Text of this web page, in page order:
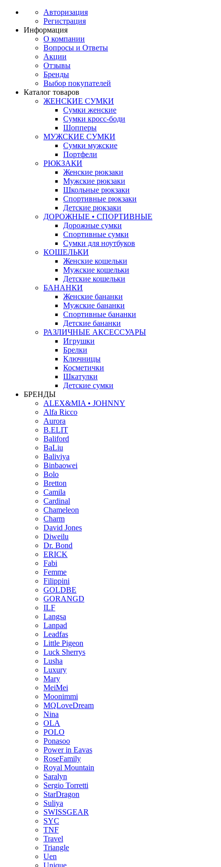
Авторизация
Регистрация
Информация
О компании
Вопросы и Ответы
Акции
Отзывы
Бренды
Выбор покупателей
Каталог товаров
ЖЕНСКИЕ СУМКИ
Сумки женские
Сумки кросс-боди
Шопперы
МУЖСКИЕ СУМКИ
Сумки мужские
Портфели
РЮКЗАКИ
Женские рюкзаки
Мужские рюкзаки
Школьные рюкзаки
Спортивные рюкзаки
Детские рюкзаки
ДОРОЖНЫЕ • СПОРТИВНЫЕ
Дорожные сумки
Спортивные сумки
Сумки для ноутбуков
КОШЕЛЬКИ
Женские кошельки
Мужские кошельки
Детские кошельки
БАНАНКИ
Женские бананки
Мужские бананки
Спортивные бананки
Детские бананки
РАЗЛИЧНЫЕ АКСЕССУАРЫ
Игрушки
Брелки
Ключницы
Косметички
Шкатулки
Детские сумки
БРЕНДЫ
ALEX&MIA • JOHNNY
Alfa Ricco
Aurora
B.ELIT
Baliford
BaLiu
Baliviya
Binbaowei
Bolo
Bretton
Camila
Cardinal
Chameleon
Charm
David Jones
Diweilu
Dr. Bond
ERICK
Fabi
Femme
Filippini
GOLDBE
GORANGD
ILF
Langsa
Lanpad
Leadfas
Little Pigeon
Luck Sherrys
Lusha
Luxury
Mary
MeiMei
Moonimmi
MQLoveDream
Nina
OLA
POLO
Ponasoo
Power in Eavas
RoseFamily
Royal Mountain
Saralyn
Sergio Torretti
StarDragon
Suliya
SWISSGEAR
SYC
TNF
Travel
Triangle
Uen
Unique